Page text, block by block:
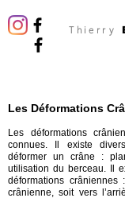
Thierry
Les Déformations
Les déformations
connues. Il existe
déformer un crâne :
utilisation du berceau. Il
déformations
crânienne, soit vers